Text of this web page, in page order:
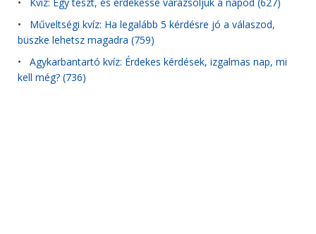
• Műveltségi kvíz: Ha legalább 5 kérdésre jó a válaszod,
büszke lehetsz magadra (759)
• Agykarbantartó kvíz: Érdekes kérdések, izgalmas nap, mi
kell még? (736)